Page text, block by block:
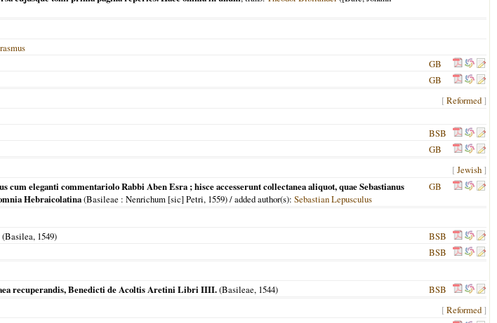
GB
GB
[Reformed ]
BSB
GB
[Jewish ]
eleganti commentariolo Rabbi Aben Esra ; hisce accesserunt collectanea aliquot, quae Sebastianus
Hebraicolatina(Basileae : Nenrichum [sic] Petri, 1559) / added author(s): Sebastian Lepusculus
GB
(Basilea, 1549)
BSB
BSB
recuperandis, Benedicti de Acoltis Aretini Libri IIII.(Basileae, 1544) BSB
[Reformed ]